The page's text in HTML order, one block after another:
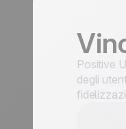
Positive
degli